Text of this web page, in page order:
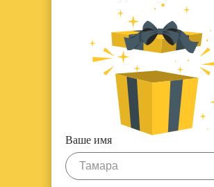
Ваше имя
Тамара